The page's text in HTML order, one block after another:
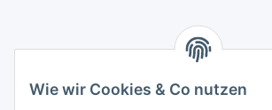
Wie wir Cookies & Co nutzen